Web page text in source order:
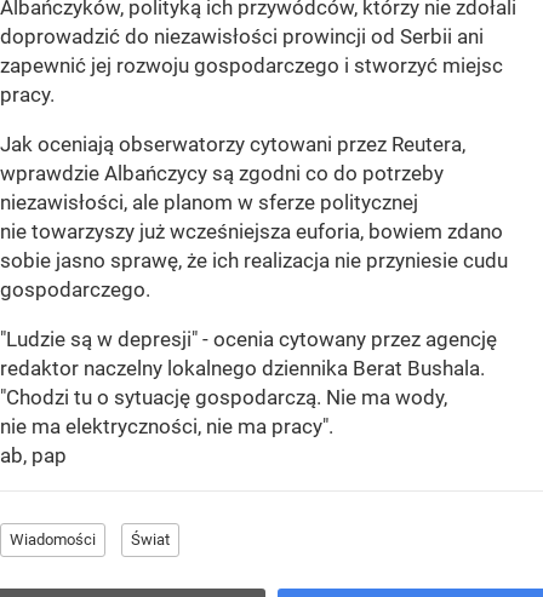
Albańczyków, polityką ich przywódców, którzy nie zdołali
doprowadzić do niezawisłości prowincji od Serbii ani
zapewnić jej rozwoju gospodarczego i stworzyć miejsc
pracy.
Jak oceniają obserwatorzy cytowani przez Reutera,
wprawdzie Albańczycy są zgodni co do potrzeby
niezawisłości, ale planom w sferze politycznej
nie towarzyszy już wcześniejsza euforia, bowiem zdano
sobie jasno sprawę, że ich realizacja nie przyniesie cudu
gospodarczego.
"Ludzie są w depresji" - ocenia cytowany przez agencję
redaktor naczelny lokalnego dziennika Berat Bushala.
"Chodzi tu o sytuację gospodarczą. Nie ma wody,
nie ma elektryczności, nie ma pracy".
ab, pap
Wiadomości Świat